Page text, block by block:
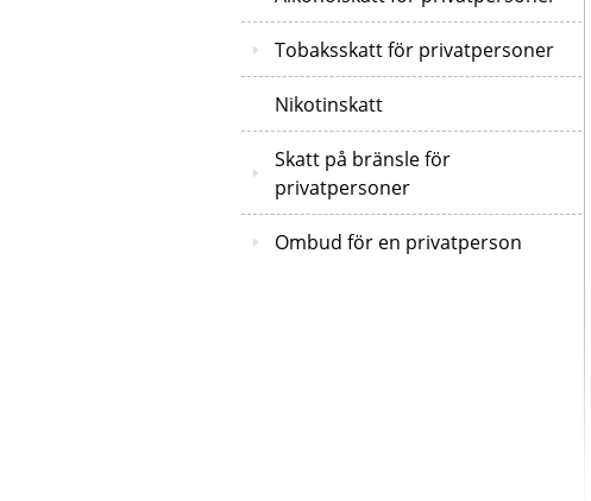
Tobaksskatt för privatpersoner
Nikotinskatt
Skatt på bränsle för
privatpersoner
Ombud för en privatperson